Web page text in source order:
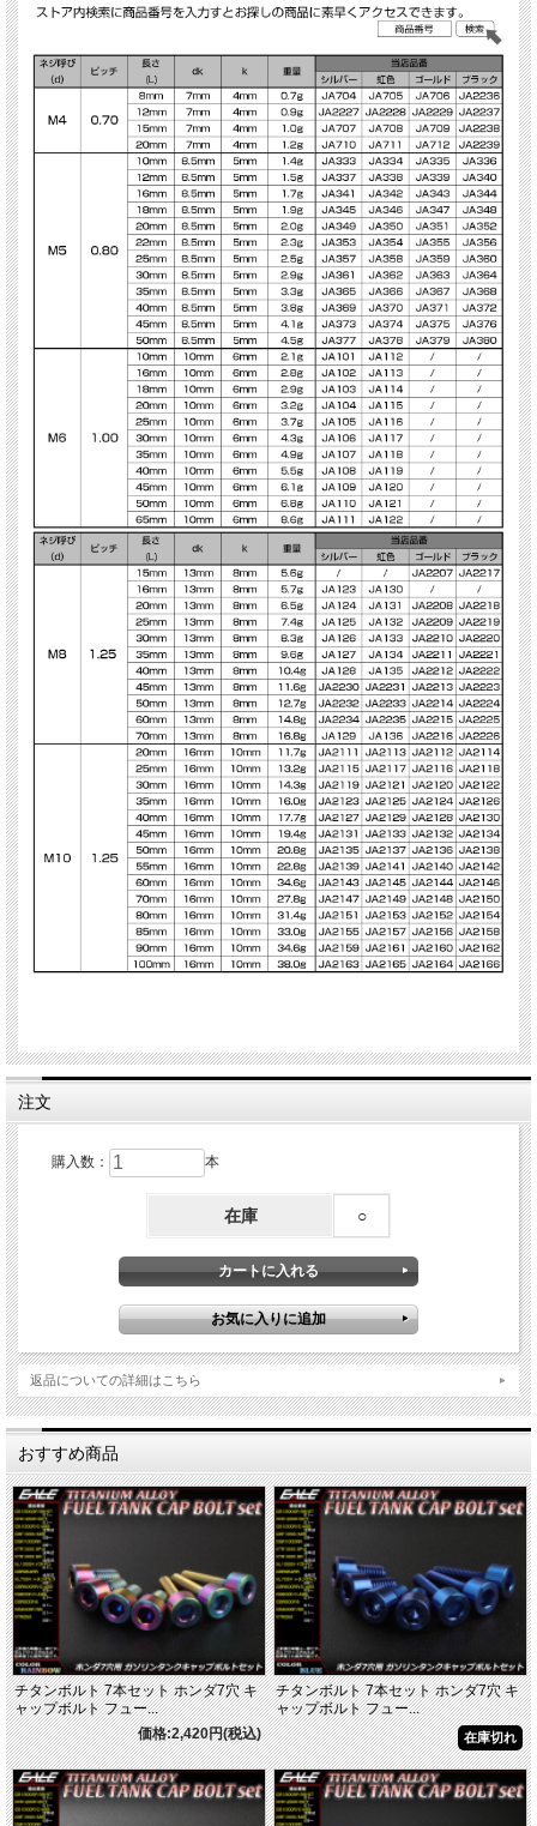
注文
購入数： 本
在庫 ○
返品についての詳細はこちら
おすすめ商品
チタンボルト 7本セット ホンダ7穴 キ
ャップボルト フュー...
価格:2,420円(税込)
チタンボルト 7本セット ホンダ7穴 キ
ャップボルト フュー...
在庫切れ